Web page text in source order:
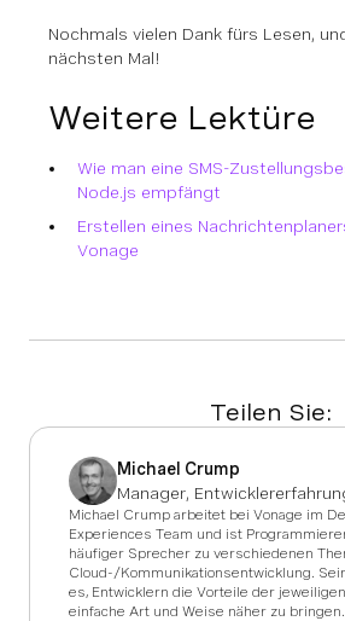
Nochmals vielen Dank fürs Lesen,
nächsten Mal!
Weitere Lektüre
Wie man eine SMS-
Node.js empfängt
Erstellen eines
Vonage
Teilen Sie:
Michael Crump
Manager,
Michael Crump arbeitet bei Vonage im
Experiences Team und ist
häufiger Sprecher zu verschiedenen
Cloud-/Kommunikationsentwicklung.
es, Entwicklern die Vorteile der
einfache Art und Weise näher zu bringen.